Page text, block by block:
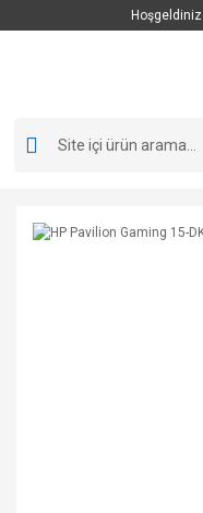
Hoşgeldiniz